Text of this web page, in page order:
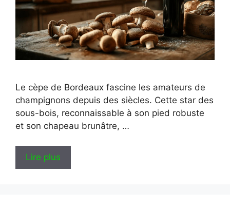
Le cèpe de Bordeaux fascine les amateurs de
champignons depuis des siècles. Cette star des
sous-bois, reconnaissable à son pied robuste
et son chapeau brunâtre, …
Lire plus